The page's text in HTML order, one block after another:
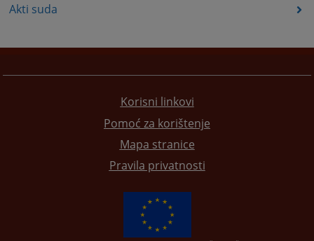
Akti suda
Korisni linkovi
Pomoć za korištenje
Mapa stranice
Pravila privatnosti